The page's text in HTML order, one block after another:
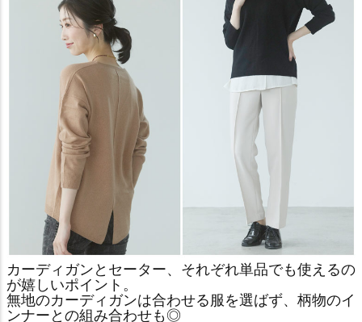
カーディガンとセーター、それぞれ単品でも使えるの
が嬉しいポイント。
無地のカーディガンは合わせる服を選ばず、柄物のイ
ンナーとの組み合わせも◎